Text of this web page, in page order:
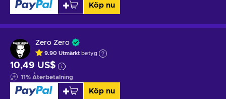
Köp nu
Zero Zero
9.90 Utmärkt betyg
10,49 US$
11% Återbetalning
Köp nu